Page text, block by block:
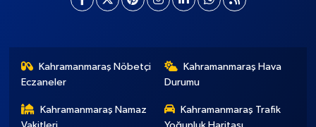
Kahramanmaraş Nöbetçi
Eczaneler
Kahramanmaraş Hava
Durumu
Kahramanmaraş Namaz
Kahramanmaraş Trafik